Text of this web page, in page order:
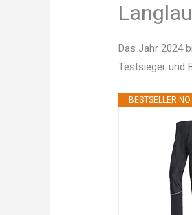
Das Jahr 2024
Testsieger und
BESTSELLER